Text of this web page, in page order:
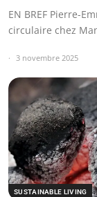
EN BREF Pierre-
circulaire chez
3 novembre 2025
SUSTAINABLE LIVING